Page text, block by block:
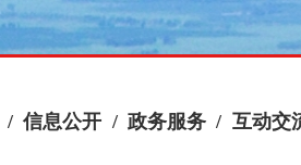
/ 信息公开 / 政务服务 / 互动交